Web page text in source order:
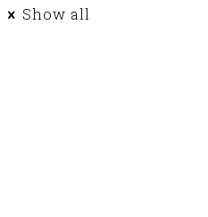
Show all